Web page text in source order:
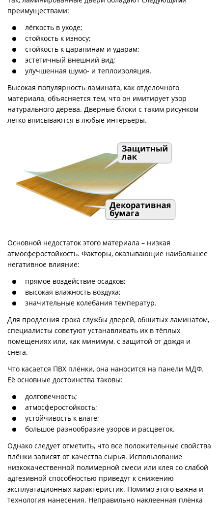
преимуществами:
лёгкость в уходе;
стойкость к износу;
стойкость к царапинам и ударам;
эстетичный внешний вид;
улучшенная шумо- и теплоизоляция.
Высокая популярность ламината, как отделочного
материала, объясняется тем, что он имитирует узор
натурального дерева. Дверные блоки с таким рисунком
легко вписываются в любые интерьеры.
Основной недостаток этого материала – низкая
атмосферостойкость. Факторы, оказывающие наибольшее
негативное влияние:
прямое воздействие осадков;
высокая влажность воздуха;
значительные колебания температур.
Для продления срока службы дверей, обшитых ламинатом,
специалисты советуют устанавливать их в тёплых
помещениях или, как минимум, с защитой от дождя и
снега.
Что касается ПВХ плёнки, она наносится на панели МДФ.
Её основные достоинства таковы:
долговечность;
атмосферостойкость;
устойчивость к влаге;
большое разнообразие узоров и расцветок.
Однако следует отметить, что все положительные свойства
плёнки зависят от качества сырья. Использование
низкокачественной полимерной смеси или клея со слабой
адгезивной способностью приведут к снижению
эксплуатационных характеристик. Помимо этого важна и
технология нанесения. Неправильно наклеенная плёнка